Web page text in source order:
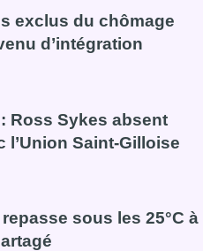
exclus du chômage
d’intégration
des exclus du chômage ont
Ross Sykes absent
l’Union Saint-Gilloise
: Ross Sykes absent
sous les 25°C à